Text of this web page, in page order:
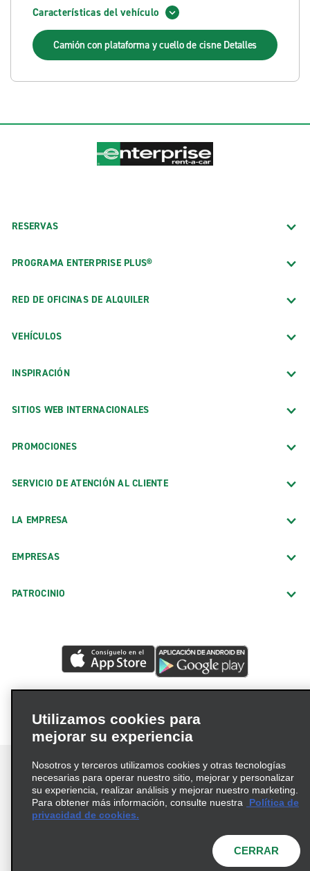
Características del vehículo
Camión con plataforma y cuello de cisne Detalles
RESERVAS
PROGRAMA ENTERPRISE PLUS®
RED DE OFICINAS DE ALQUILER
VEHÍCULOS
INSPIRACIÓN
SITIOS WEB INTERNACIONALES
PROMOCIONES
SERVICIO DE ATENCIÓN AL CLIENTE
LA EMPRESA
EMPRESAS
PATROCINIO
Términos de uso
Política de privacidad
© 2026 Enterprise Holdings, Inc. Todos los derechos
Utilizamos cookies para
mejorar su experiencia
Nosotros y terceros utilizamos cookies y otras tecnologías
necesarias para operar nuestro sitio, mejorar y personalizar
su experiencia, realizar análisis y mejorar nuestro marketing.
Para obtener más información, consulte nuestra
Política de
privacidad de cookies.
CERRAR